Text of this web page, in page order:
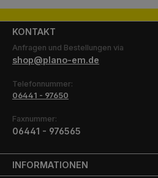
KONTAKT
Anfragen und Bestellungen via
shop@plano-em.de
Telefonnummer:
06441 - 97650
Faxnummer:
06441 - 976565
INFORMATIONEN